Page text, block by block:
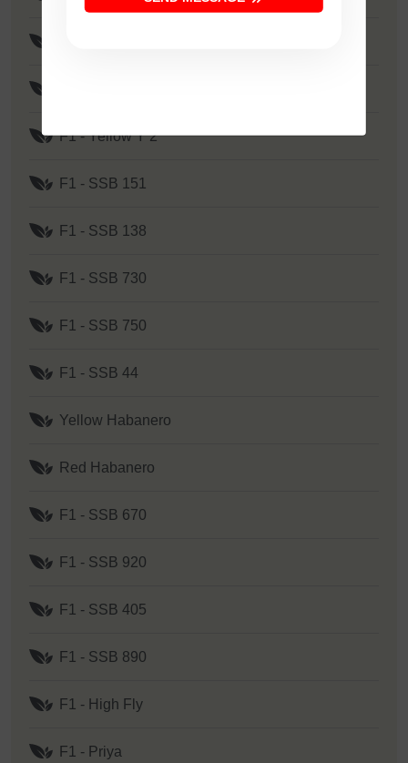
F1 - Yellow Y 2
F1 - SSB 151
F1 - SSB 138
F1 - SSB 730
F1 - SSB 750
F1 - SSB 44
Yellow Habanero
Red Habanero
F1 - SSB 670
F1 - SSB 920
F1 - SSB 405
F1 - SSB 890
F1 - High Fly
F1 - Priya